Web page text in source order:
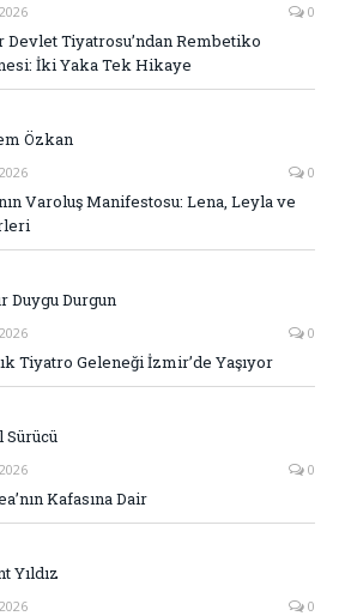
0
Devlet Tiyatrosu’ndan Rembetiko
İki Yaka Tek Hikaye
Özkan
0
Varoluş Manifestosu: Lena, Leyla ve
Duygu Durgun
0
Tiyatro Geleneği İzmir’de Yaşıyor
Sürücü
0
Kafasına Dair
Yıldız
0